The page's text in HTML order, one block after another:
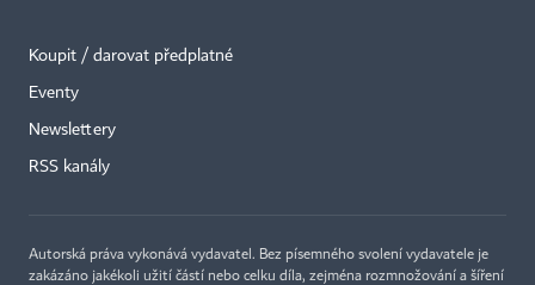
Koupit / darovat předplatné
Eventy
Newslettery
RSS kanály
Autorská práva vykonává vydavatel. Bez písemného svolení vydavatele je
zakázáno jakékoli užití částí nebo celku díla, zejména rozmnožování a šíření